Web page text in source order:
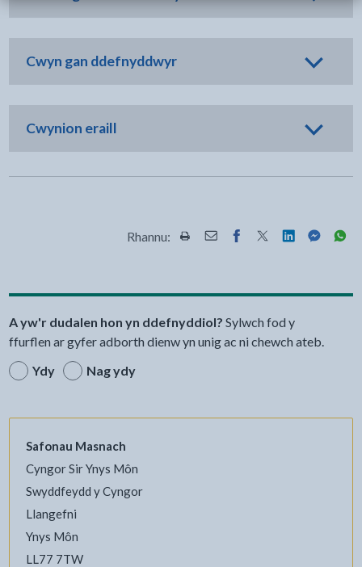
Cwyn gan ddefnyddwyr
Cwynion eraill
Rhannu: Rhannwch y dudalen hon wrth
Rhannwch y dudalen hon
Rhannwch y dudalen
Rhannwch y
Rhannwch y
A yw'r dudalen hon yn ddefnyddiol? Sylwch fod y
ffurflen ar gyfer adborth dienw yn unig ac ni chewch ateb.
Ydy
Nag ydy
Safonau Masnach
Cyngor Sir Ynys Môn
Swyddfeydd y Cyngor
Llangefni
Ynys Môn
LL77 7TW